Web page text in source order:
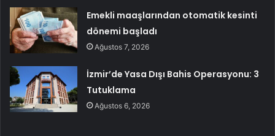
Emekli maaşlarından otomatik kesinti
dönemi başladı
Ağustos 7, 2026
İzmir’de Yasa Dışı Bahis Operasyonu: 3
Tutuklama
Ağustos 6, 2026